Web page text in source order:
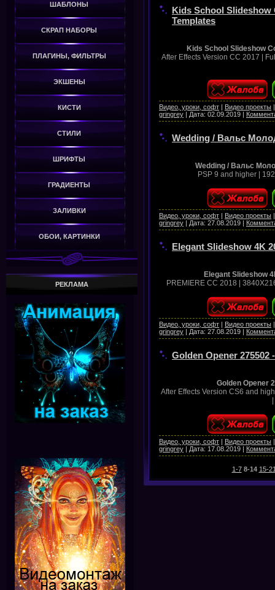
ШАБЛОНЫ
СКРАП НАБОРЫ
ПЛАГИНЫ, ФИЛЬТРЫ
ЭКШЕНЫ
КИСТИ
СТИЛИ
ШРИФТЫ
ГРАДИЕНТЫ
ЗАЛИВКИ
ОБОИ, КАРТИНКИ
РЕКЛАМА
Kids School Slideshow
Templates
Kids School Slideshow
After Effects Version CC 2017 |
Видео, уроки, софт | Видео проекты
gringrey | Дата: 02.09.2019 |
Wedding / Вальс
Wedding / Вальс
PSP 9 and higher |
Видео, уроки, софт | Видео проекты
gringrey | Дата: 27.08.2019 |
Elegant Slideshow 4K
Elegant Slideshow
PREMIERE CC 2018 |
Видео, уроки, софт | Видео проекты
gringrey | Дата: 27.08.2019 |
Golden Opener 275502
Golden Opener
After Effects Version CS6 and
Видео, уроки, софт | Видео проекты
gringrey | Дата: 17.08.2019 |
1-7 8-14 15-